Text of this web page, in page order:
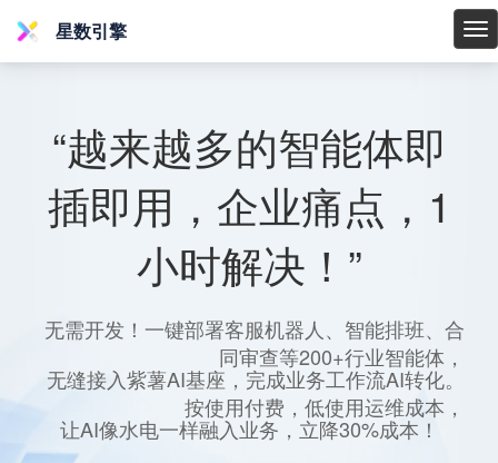
星
星数引擎
“越来越多的智能体即
插即用，企业痛点，1
小时解决！”
无需开发！一键部署客服机器人、智能排班、合
同审查等200+行业智能体，
无缝接入紫薯AI基座，完成业务工作流AI转化。
按使用付费，低使用运维成本，
让AI像水电一样融入业务，立降30%成本！